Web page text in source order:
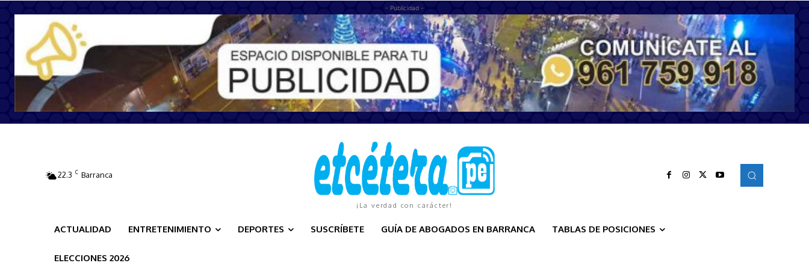
- Publicidad -
22.3 C Barranca
¡La verdad con carácter!
ACTUALIDAD ENTRETENIMIENTO DEPORTES SUSCRÍBETE GUÍA DE ABOGADOS EN BARRANCA TABLAS DE POSICIONES
ELECCIONES 2026